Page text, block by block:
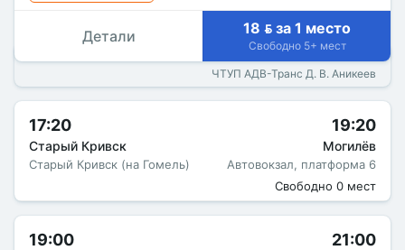
Детали 18  за 1 место
Свободно 5+ мест
ЧТУП АДВ-Транс Д. В. Аникеев
17:20
Старый Кривск
Старый Кривск (на Гомель)
19:20
Могилёв
Автовокзал, платформа 6
Свободно 0 мест
19:00 21:00